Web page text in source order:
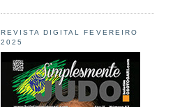
REVISTA DIGITAL FEVEREIRO
2025